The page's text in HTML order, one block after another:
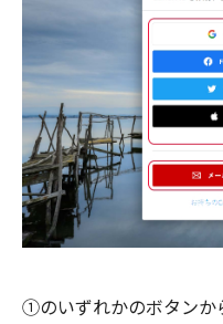
①のいずれかのボタンか